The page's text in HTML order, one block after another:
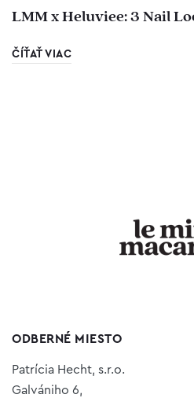
LMM x Heluviee: 3 Nail
ČÍŤAŤ VIAC
ODBERNÉ MIESTO
Patrícia Hecht, s.r.o.
Galvániho 6,